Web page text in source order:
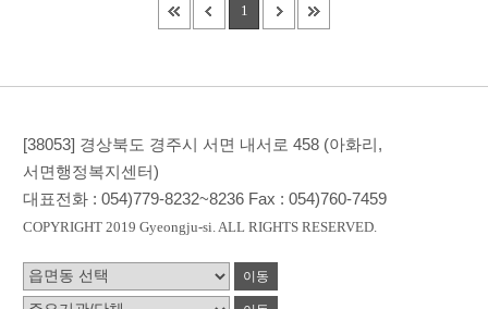
1
[38053] 경상북도 경주시 서면 내서로 458 (아화리,
서면행정복지센터)
대표전화 :054)779-8232~8236 Fax :054)760-7459
COPYRIGHT 2019 Gyeongju-si. ALL RIGHTS RESERVED.